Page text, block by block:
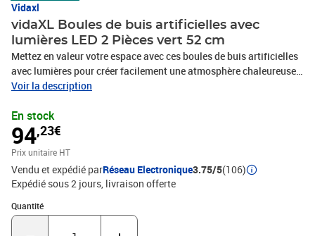
Vidaxl
vidaXL Boules de buis artificielles avec
lumières LED 2 Pièces vert 52 cm
Mettez en valeur votre espace avec ces boules de buis artificielles
avec lumières pour créer facilement une atmosphère chaleureuse !
Durable et réaliste : fabriqué en polyéthylène avec des couleurs
artificiel en forme de boule résistant aux intempéries offre une
apparence réaliste et une durabilité à long terme pour une
utilisation en extérieur.Lumière LED à énergie solaire : chaque
topiaire artificielle en buis est équipée de lampes LED solaires
blanc chaud qui se rechargent pendant la journée et s'allument
automatiquement la nuit pour fournir un éclairage économe en
énergie, créant une atmosphère chaleureuse et romantique dans
votre maison.Utilisation à l'intérieur et à l'extérieur : parfaites pour
Voir la description
En stock
94,23€
Prix unitaire HT
Vendu et expédié parRéseau Electronique3.75/5(106)
Expédié sous 2 jours livraison offerte
Quantité
Quantité : 1